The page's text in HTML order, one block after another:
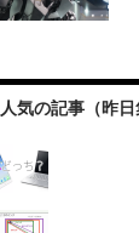
人気の記事（昨日